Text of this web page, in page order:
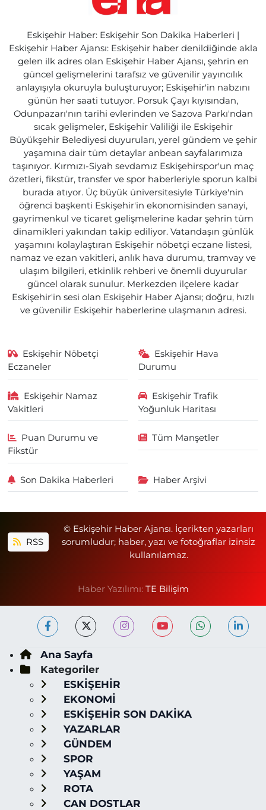
Eskişehir Haber: Eskişehir Son Dakika Haberleri |
Eskişehir Haber Ajansı: Eskişehir haber denildiğinde akla
gelen ilk adres olan Eskişehir Haber Ajansı, şehrin en
güncel gelişmelerini tarafsız ve güvenilir yayıncılık
anlayışıyla okuruyla buluşturuyor; Eskişehir'in nabzını
günün her saati tutuyor. Porsuk Çayı kıyısından,
Odunpazarı'nın tarihi evlerinden ve Sazova Parkı'ndan
sıcak gelişmeler, Eskişehir Valiliği ile Eskişehir
Büyükşehir Belediyesi duyuruları, yerel gündem ve şehir
yaşamına dair tüm detaylar anbean sayfalarımıza
taşınıyor. Kırmızı-Siyah sevdamız Eskişehirspor'un maç
özetleri, fikstür, transfer ve spor haberleriyle sporun kalbi
burada atıyor. Üç büyük üniversitesiyle Türkiye'nin
öğrenci başkenti Eskişehir'in ekonomisinden sanayi,
gayrimenkul ve ticaret gelişmelerine kadar şehrin tüm
dinamikleri yakından takip ediliyor. Vatandaşın günlük
yaşamını kolaylaştıran Eskişehir nöbetçi eczane listesi,
namaz ve ezan vakitleri, anlık hava durumu, tramvay ve
ulaşım bilgileri, etkinlik rehberi ve önemli duyurular
güncel olarak sunulur. Merkezden ilçelere kadar
Eskişehir'in sesi olan Eskişehir Haber Ajansı; doğru, hızlı
ve güvenilir Eskişehir haberlerine ulaşmanın adresi.
Eskişehir Nöbetçi
Eczaneler
Eskişehir Hava
Durumu
Eskişehir Namaz
Vakitleri
Eskişehir Trafik
Yoğunluk Haritası
Puan Durumu ve
Fikstür
Tüm Manşetler
Son Dakika Haberleri Haber Arşivi
RSS
© Eskişehir Haber Ajansı. İçerikten yazarları
sorumludur; haber, yazı ve fotoğraflar izinsiz
kullanılamaz.
Haber Yazılımı: TE Bilişim
Ana Sayfa
Kategoriler
ESKİŞEHİR
EKONOMİ
ESKİŞEHİR SON DAKİKA
YAZARLAR
GÜNDEM
SPOR
YAŞAM
ROTA
CAN DOSTLAR